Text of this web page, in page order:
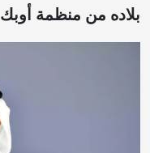
بلاده من منظمة أوبك